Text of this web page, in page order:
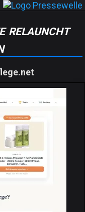
relauncht